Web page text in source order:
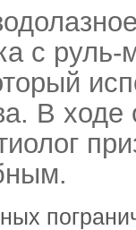
с руль-
В ходе